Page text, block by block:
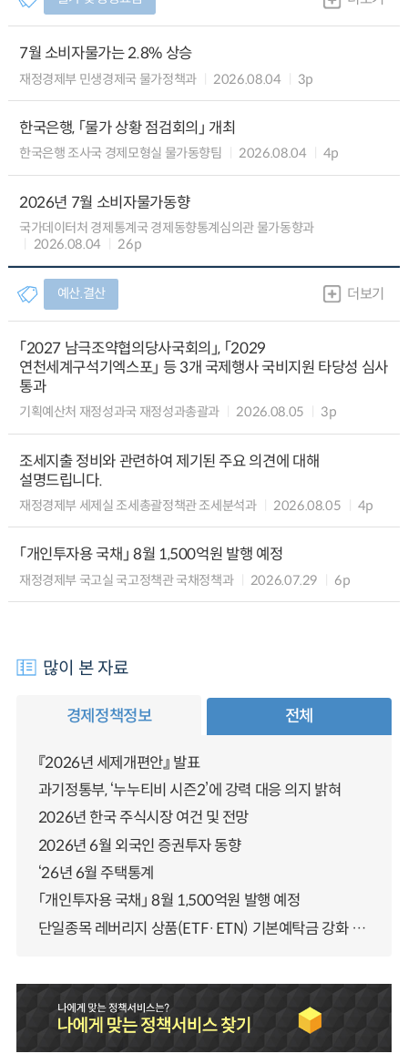
7월 소비자물가는 2.8% 상승
재정경제부 민생경제국 물가정책과 2026.08.04 3p
한국은행, 「물가 상황 점검회의」 개최
한국은행 조사국 경제모형실 물가동향팀 2026.08.04 4p
2026년 7월 소비자물가동향
국가데이터처 경제통계국 경제동향통계심의관 물가동향과
2026.08.04
26p
예산.결산 더보기
「2027 남극조약협의당사국회의」, 「2029
연천세계구석기엑스포」 등 3개 국제행사 국비지원 타당성 심사
통과
기획예산처 재정성과국 재정성과총괄과 2026.08.05 3p
조세지출 정비와 관련하여 제기된 주요 의견에 대해
설명드립니다.
재정경제부 세제실 조세총괄정책관 조세분석과 2026.08.05 4p
「개인투자용 국채」 8월 1,500억원 발행 예정
재정경제부 국고실 국고정책관 국채정책과 2026.07.29 6p
많이 본 자료
경제정책정보 전체
『2026년 세제개편안』 발표
과기정통부, ‘누누티비 시즌2’에 강력 대응 의지 밝혀
2026년 한국 주식시장 여건 및 전망
2026년 6월 외국인 증권투자 동향
‘26년 6월 주택통계
「개인투자용 국채」 8월 1,500억원 발행 예정
단일종목 레버리지 상품(ETF·ETN) 기본예탁금 강화 조기시행 방안 안내